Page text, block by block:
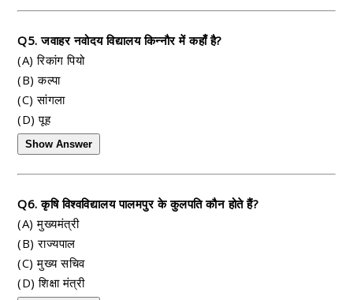
Q5. जवाहर नवोदय विद्यालय किन्नौर में कहाँ है?
(A) रिकांग पियो
(B) कल्पा
(C) सांगला
(D) पूह
Show Answer
Q6. कृषि विश्वविद्यालय पालमपुर के कुलपति कौन होते हैं?
(A) मुख्यमंत्री
(B) राज्यपाल
(C) मुख्य सचिव
(D) शिक्षा मंत्री